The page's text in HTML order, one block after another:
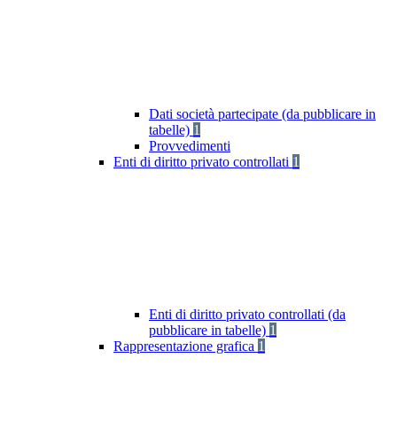
Dati società partecipate (da pubblicare in
tabelle) 1
Provvedimenti
Enti di diritto privato controllati 1
Enti di diritto privato controllati (da
pubblicare in tabelle) 1
Rappresentazione grafica 1